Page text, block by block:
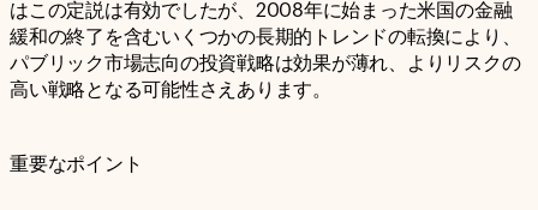
はこの定説は有効でしたが、2008年に始まった米国の金融
緩和の終了を含むいくつかの長期的トレンドの転換により、
パブリック市場志向の投資戦略は効果が薄れ、よりリスクの
高い戦略となる可能性さえあります。
重要なポイント